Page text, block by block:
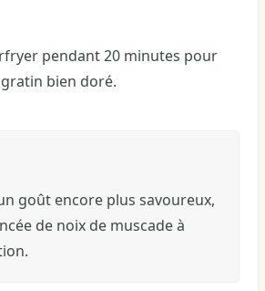
pendant 20 minutes pour
bien doré.
goût encore plus savoureux,
de noix de muscade à